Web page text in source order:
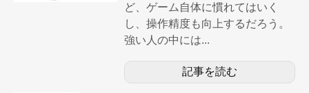
ど、ゲーム自体に慣れてはいく
し、操作精度も向上するだろう。
強い人の中には...
記事を読む